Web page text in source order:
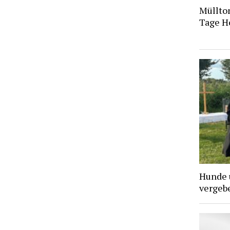
Tage
Hunde